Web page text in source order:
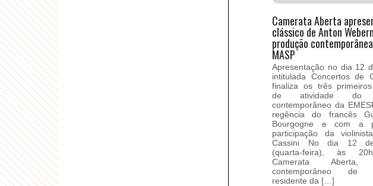
Camerata Aberta
clássico de Anton
produção
MASP
Apresentação no dia 12
intitulada Concertos de
finaliza os três
de atividade do
contemporâneo da
regência do francês
Bourgogne e com a
participação da
Cassini No dia 12
(quarta-feira), às
Camerata Aberta,
contemporâneo de
residente da […]